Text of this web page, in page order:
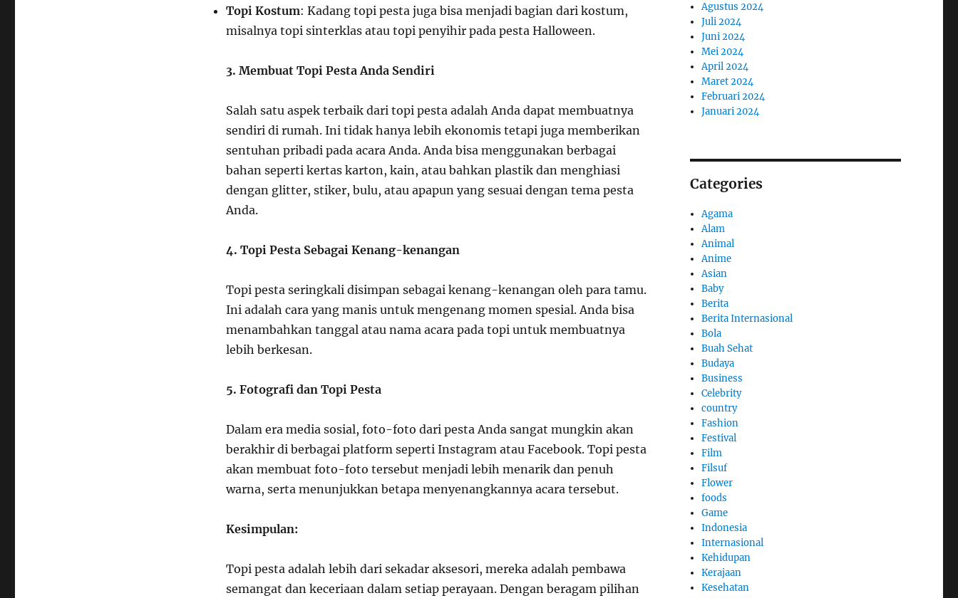
Topi Kostum: Kadang topi pesta juga bisa menjadi bagian dari kostum,
misalnya topi sinterklas atau topi penyihir pada pesta Halloween.
3. Membuat Topi Pesta Anda Sendiri
Salah satu aspek terbaik dari topi pesta adalah Anda dapat membuatnya
sendiri di rumah. Ini tidak hanya lebih ekonomis tetapi juga memberikan
sentuhan pribadi pada acara Anda. Anda bisa menggunakan berbagai
bahan seperti kertas karton, kain, atau bahkan plastik dan menghiasi
dengan glitter, stiker, bulu, atau apapun yang sesuai dengan tema pesta
Anda.
4. Topi Pesta Sebagai Kenang-kenangan
Topi pesta seringkali disimpan sebagai kenang-kenangan oleh para tamu.
Ini adalah cara yang manis untuk mengenang momen spesial. Anda bisa
menambahkan tanggal atau nama acara pada topi untuk membuatnya
lebih berkesan.
5. Fotografi dan Topi Pesta
Dalam era media sosial, foto-foto dari pesta Anda sangat mungkin akan
berakhir di berbagai platform seperti Instagram atau Facebook. Topi pesta
akan membuat foto-foto tersebut menjadi lebih menarik dan penuh
warna, serta menunjukkan betapa menyenangkannya acara tersebut.
Kesimpulan:
Topi pesta adalah lebih dari sekadar aksesori, mereka adalah pembawa
semangat dan keceriaan dalam setiap perayaan. Dengan beragam pilihan
Agustus 2024
Juli 2024
Juni 2024
Mei 2024
April 2024
Maret 2024
Februari 2024
Januari 2024
Categories
Agama
Alam
Animal
Anime
Asian
Baby
Berita
Berita Internasional
Bola
Buah Sehat
Budaya
Business
Celebrity
country
Fashion
Festival
Film
Filsuf
Flower
foods
Game
Indonesia
Internasional
Kehidupan
Kerajaan
Kesehatan